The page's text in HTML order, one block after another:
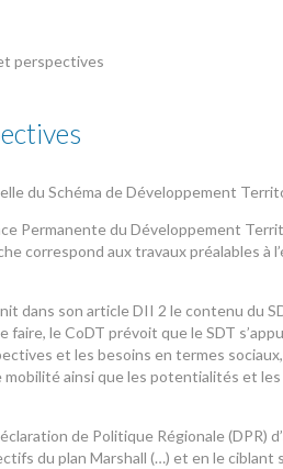
perspectives
du Schéma de Développement
Permanente du Développement
correspond aux travaux préalables à
dans son article DII 2 le contenu du
faire, le CoDT prévoit que le SDT
et les besoins en termes
ainsi que les potentialités et
de Politique Régionale (DPR)
du plan Marshall (…) et en le ciblant